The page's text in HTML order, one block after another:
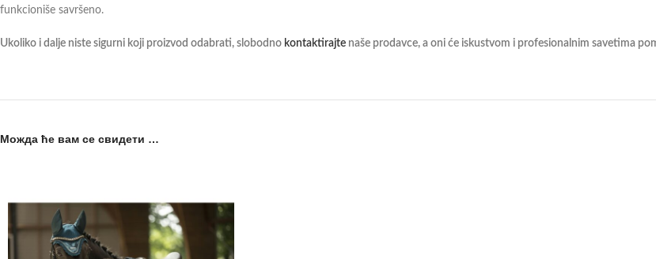
funkcioniše savršeno.
Ukoliko i dalje niste sigurni koji proizvod odabrati, slobodno kontaktirajte naše prodavce, a oni će iskustvom i profesionalnim savetima
Можда ће вам се свидети …